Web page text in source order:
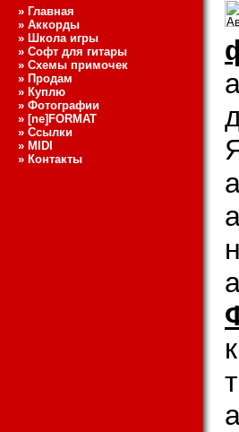
» Главная
» Аккорды
» Школа игры
» Софт для гитары
» Схемы примочек
» Продам
» Куплю
» Фотографии
» [ne]FORMAT
» Ссылки
» MIDI
» Контакты